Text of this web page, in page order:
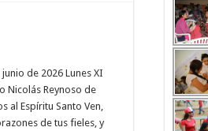
de 2026 Lunes XI
Nicolás Reynoso de
al Espíritu Santo Ven,
de tus fieles, y